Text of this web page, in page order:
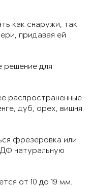
как снаружи, так
придавая ей
решение для
распространенные
дуб, орех, вишня
фрезеровка или
натуральную
от 10 до 19 мм.